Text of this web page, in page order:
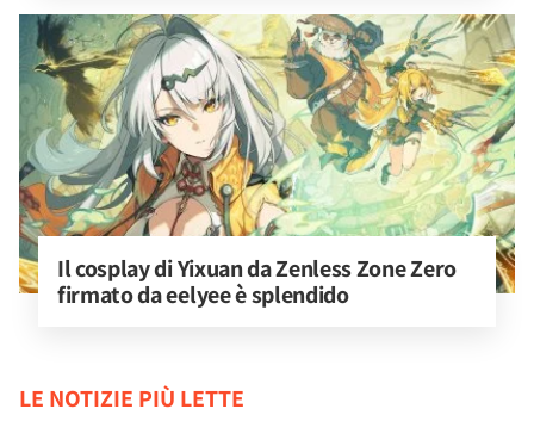
Il cosplay di Yixuan da Zenless Zone Zero
firmato da eelyee è splendido
LE NOTIZIE PIÙ LETTE